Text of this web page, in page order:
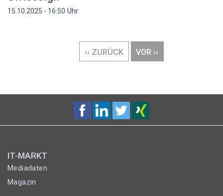
15.10.2025 - 16:50 Uhr
VORHERIGE
‹‹ ZURÜCK
NÄCHSTE
VOR ››
IT-MARKT
Mediadaten
Magazin